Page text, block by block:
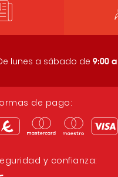
lunes a sábado de 9:00
de pago:
y confianza: